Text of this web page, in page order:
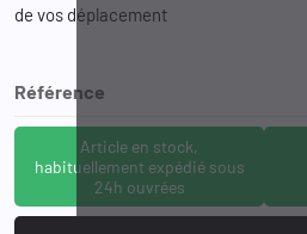
de vos déplacement
Référence
Article en stock,
habituellement expédié sous
24h ouvrées